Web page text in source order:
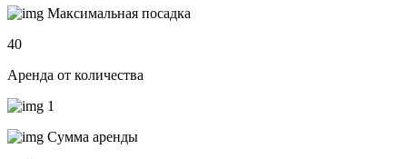
Максимальная посадка
40
Аренда от количества
1
Сумма аренды